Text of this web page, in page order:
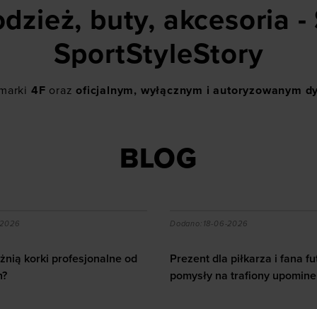
buty, akcesoria -
SportStyleStory
4F orazoficjalnym, wyłącznym i autoryzowanym
BLOG
piłkarza i fana futbolu - pomysły na trafiony upominek
i fana futbolu -
upominek
Jak dbać o serce u
Dodano: 12-06-2026
Jak dbać o serce u